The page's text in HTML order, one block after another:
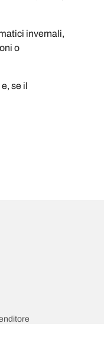
invernali,
o
se il